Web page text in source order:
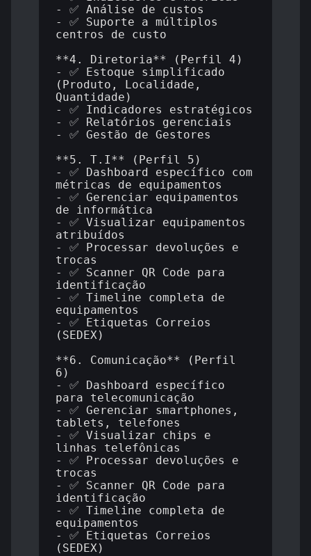
- ✅ Análise de custos
- ✅ Suporte a múltiplos
centros de custo
**4. Diretoria** (Perfil 4)
- ✅ Estoque simplificado
(Produto, Localidade,
Quantidade)
- ✅ Indicadores estratégicos
- ✅ Relatórios gerenciais
- ✅ Gestão de Gestores
**5. T.I** (Perfil 5)
- ✅ Dashboard específico com
métricas de equipamentos
- ✅ Gerenciar equipamentos
de informática
- ✅ Visualizar equipamentos
atribuídos
- ✅ Processar devoluções e
trocas
- ✅ Scanner QR Code para
identificação
- ✅ Timeline completa de
equipamentos
- ✅ Etiquetas Correios
(SEDEX)
**6. Comunicação** (Perfil
6)
- ✅ Dashboard específico
para telecomunicação
- ✅ Gerenciar smartphones,
tablets, telefones
- ✅ Visualizar chips e
linhas telefônicas
- ✅ Processar devoluções e
trocas
- ✅ Scanner QR Code para
identificação
- ✅ Timeline completa de
equipamentos
- ✅ Etiquetas Correios
(SEDEX)